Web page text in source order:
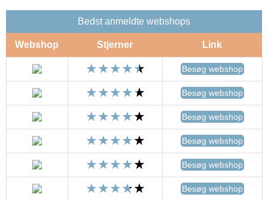
Bedst anmeldte webshops
Webshop Stjerner Link
Besøg webshop
Besøg webshop
Besøg webshop
Besøg webshop
Besøg webshop
Besøg webshop